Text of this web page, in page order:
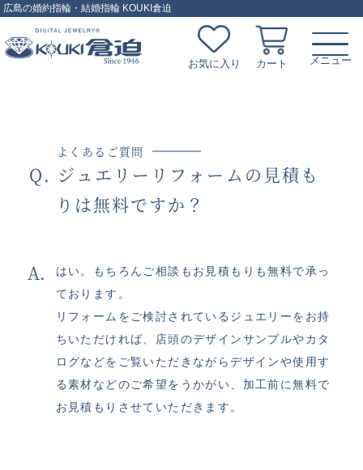
広島の婚約指輪・結婚指輪 KOUKI倉迫
お気に入り カート
よくあるご質問
ジュエリーリフォームの見積も
りは無料ですか？
はい。もちろんご相談もお見積もりも無料で承っ
ております。
リフォームをご検討されているジュエリーをお持
ちいただければ、店頭のデザインサンプルやカタ
ログなどをご覧いただきながらデザインや使用す
る素材などのご希望をうかがい、加工前に無料で
お見積もりさせていただきます。